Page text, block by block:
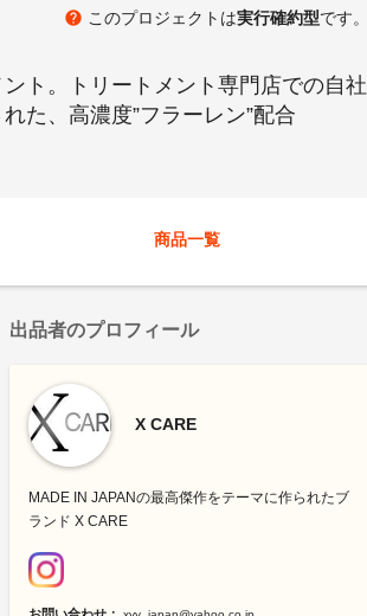
help このプロジェクトは実行確約型です。
ト。トリートメント専門店での自社
た、高濃度”フラーレン”配合
商品一覧
出品者のプロフィール
X CARE
MADE IN JAPANの最高傑作をテーマに作られたブ
ランド X CARE